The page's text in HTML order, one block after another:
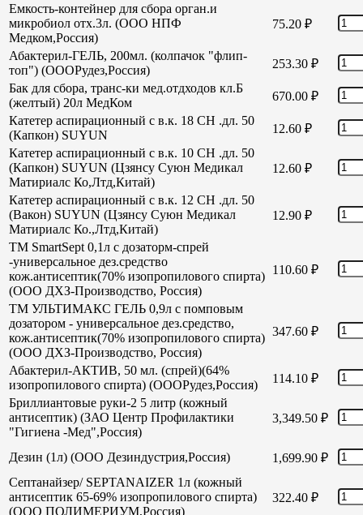
Емкость-контейнер для сбора орган.и
микробиол отх.3л. (ООО НПФ
Медком,Россия)
75.20 ₽
Абактерил-ГЕЛЬ, 200мл. (колпачок "флип-
топ") (ОООРудез,Россия)
253.30 ₽
Бак для сбора, транс-ки мед.отдходов кл.Б
(желтый) 20л МедКом
670.00 ₽
Катетер аспирационный с в.к. 18 СН .дл. 50
(Капкон) SUYUN
12.60 ₽
Катетер аспирационный с в.к. 10 СН .дл. 50
(Капкон) SUYUN (Цзянсу Суюн Медикал
Матириалс Ко,Лтд,Китай)
12.60 ₽
Катетер аспирационный с в.к. 12 СН .дл. 50
(Вакон) SUYUN (Цзянсу Суюн Медикал
Матириалс Ко.,Лтд,Китай)
12.90 ₽
TM SmartSept 0,1л с дозаторм-спрей
-универсальное дез.средство
кож.антисептик(70% изопропилового спирта)
(ООО ДХЗ-Производство, Россия)
110.60 ₽
TM УЛЬТИМАКС ГЕЛЬ 0,9л с помповым
дозатором - универсальное дез.средство,
кож.антисептик(70% изопропилового спирта)
(ООО ДХЗ-Производство, Россия)
347.60 ₽
Абактерил-АКТИВ, 50 мл. (спрей)(64%
изопропилового спирта) (ОООРудез,Россия)
114.10 ₽
Бриллиантовые руки-2 5 литр (кожный
антисептик) (ЗАО Центр Профилактики
"Гигиена -Мед",Россия)
3,349.50 ₽
Дезин (1л) (ООО Дезиндустрия,Россия) 1,699.90 ₽
Септанайзер/ SEPTANAIZER 1л (кожный
антисептик 65-69% изопропилового спирта)
(ООО ПОЛИМЕРИУМ,Россия)
322.40 ₽